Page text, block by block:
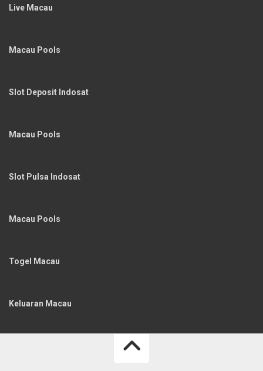
Live Macau
Macau Pools
Slot Deposit Indosat
Macau Pools
Slot Pulsa Indosat
Macau Pools
Togel Macau
Keluaran Macau